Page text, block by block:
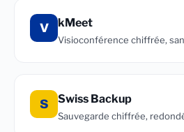
V kMeet
Visioconférence chiffrée,
S Swiss Backup
Sauvegarde chiffrée,